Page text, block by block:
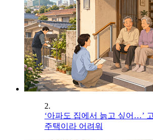
2.
‘아파도 집에서 늙고 싶어…’
주택이라 어려워